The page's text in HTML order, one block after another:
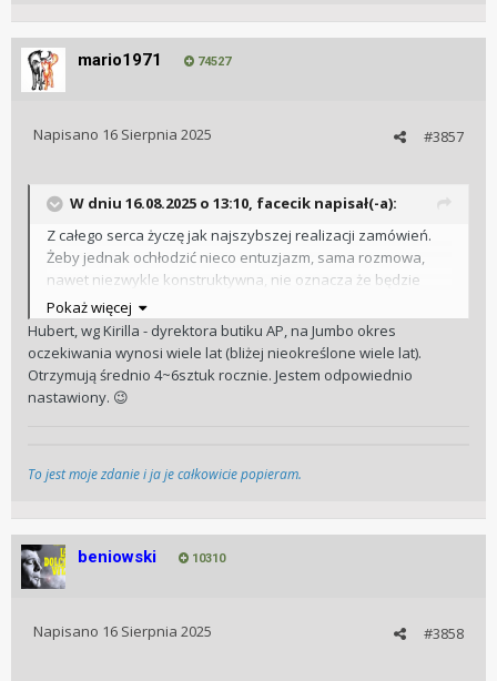
mario1971 74527
#3857
Napisano 16 Sierpnia 2025
W dniu 16.08.2025 o 13:10, facecik napisał(-a):
Z całego serca życzę jak najszybszej realizacji zamówień.
Żeby jednak ochłodzić nieco entuzjazm, sama rozmowa,
nawet niezwykle konstruktywna, nie oznacza że będzie
szybko. Mój znajomy ma bardzo bliski kontakt z AP w
Szwajcarii, właściciela butiku w Pradze też zna osobiście,
kupił już od AP sporo zegarków, nie tylko dla siebie. A na
jumbo czeka już chyba parę lat i każdego roku ma
zapewnienie, że to już, w tym roku będzie do odbioru. O ile
Coda da się kupić szybko, jakieś tam offshory też, tak z
A radzenie komuś, kto jest zafiksowany na czymś, żeby się
prestiżowe itp. jest po prostu słabe. Niech każdy pilnuje
własnego nosa i własnej kieszeni.
Pokaż więcej
Hubert, wg Kirilla - dyrektora butiku AP, na Jumbo okres
oczekiwania wynosi wiele lat (bliżej nieokreślone wiele lat).
Otrzymują średnio 4~6sztuk rocznie. Jestem odpowiednio
nastawiony. 😉
To jest moje zdanie i ja je całkowicie popieram.
beniowski 10310
#3858
Napisano 16 Sierpnia 2025